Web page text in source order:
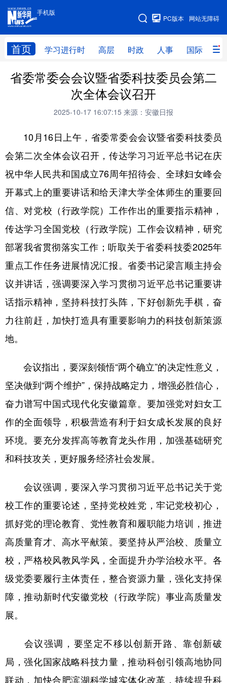
手机版
网站无障碍
PC版本
首页 学习进行时 高层 时政 人事 国际 财
手机版
网站地图
学习进行时 高层 时政 人事
财经 网评
全球连线
科技 科创 量子 体育
文化 书画 健康 军事
法律 中央文件 金融 汽车
食品 人居 信息化 数字经济
学术中国 乡村振兴 银龄 溯源中国
城市 旅游 能源 会展
彩票 娱乐 时尚 悦读
地方频道
辽宁 吉林 江苏
浙江 安徽 福建 江西
山东 河南 湖北
四川 贵州 云南 西藏
陕西 甘肃 青海 宁夏
新疆 内蒙古 黑龙江
多语种频道
English Español Français عربى
Deutsch Português
省委常委会会议暨省委科技委员会第二
次全体会议召开
2025-10-17 16:07:15 来源：安徽日报
10月16日上午，省委常委会会议暨省委科技委员
会第二次全体会议召开，传达学习习近平总书记在庆
祝中华人民共和国成立76周年招待会、全球妇女峰会
开幕式上的重要讲话和给天津大学全体师生的重要回
信、对党校（行政学院）工作作出的重要指示精神，
传达学习全国党校（行政学院）工作会议精神，研究
部署我省贯彻落实工作；听取关于省委科技委2025年
重点工作任务进展情况汇报。省委书记梁言顺主持会
议并讲话，强调要深入学习贯彻习近平总书记重要讲
话指示精神，坚持科技打头阵，下好创新先手棋，奋
力往前赶，加快打造具有重要影响力的科技创新策源
地。
会议指出，要深刻领悟“两个确立”的决定性意义，
坚决做到“两个维护”，保持战略定力，增强必胜信心，
奋力谱写中国式现代化安徽篇章。要加强党对妇女工
作的全面领导，积极营造有利于妇女成长发展的良好
环境。要充分发挥高等教育龙头作用，加强基础研究
和科技攻关，更好服务经济社会发展。
会议强调，要深入学习贯彻习近平总书记关于党
校工作的重要论述，坚持党校姓党，牢记党校初心，
抓好党的理论教育、党性教育和履职能力培训，推进
高质量育才、高水平献策。要坚持从严治校、质量立
校，严格校风教风学风，全面提升办学治校水平。各
级党委要履行主体责任，整合资源力量，强化支持保
障，推动新时代安徽党校（行政学院）事业高质量发
展。
会议强调，要坚定不移以创新开路、靠创新破
局，强化国家战略科技力量，推动科创引领高地协同
联动，加快合肥滨湖科学城实体化改革，持续提升科